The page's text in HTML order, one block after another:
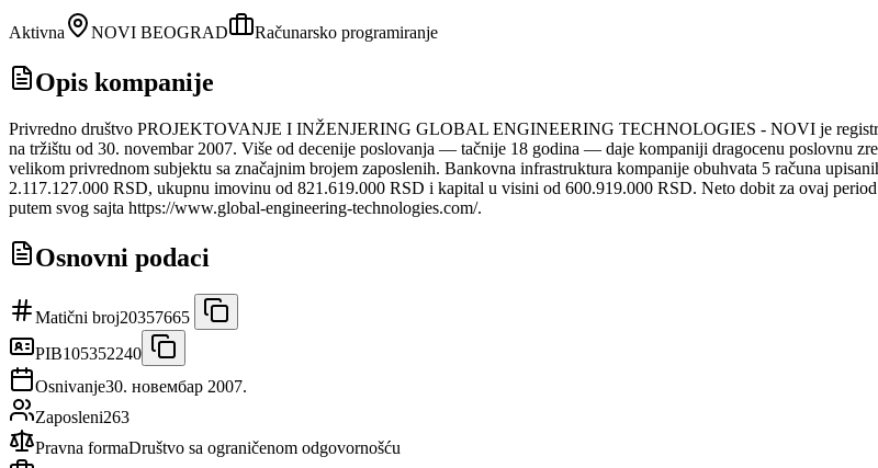
Aktivna NOVI BEOGRAD Računarsko programiranje
Opis kompanije
Privredno društvo PROJEKTOVANJE I INŽENJERING GLOBAL ENGINEERING TECHNOLOGIES - NOVI je
na tržištu od 30. novembar 2007. Više od decenije poslovanja — tačnije 18 godina — daje kompaniji dragocenu poslovnu
velikom privrednom subjektu sa značajnim brojem zaposlenih. Bankovna infrastruktura kompanije obuhvata 5 računa
2.117.127.000 RSD, ukupnu imovinu od 821.619.000 RSD i kapital u visini od 600.919.000 RSD. Neto dobit za ovaj
putem svog sajta https://www.global-engineering-technologies.com/.
Osnovni podaci
Matični broj20357665
PIB105352240
Osnivanje30. новембар 2007.
Zaposleni263
Pravna formaDruštvo sa ograničenom odgovornošću